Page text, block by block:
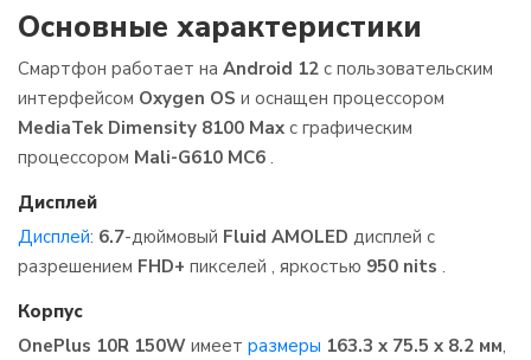
Основные характеристики
Смартфон работает на Android 12 c пользовательским
интерфейсом Oxygen OS и оснащен процессором
MediaTek Dimensity 8100 Max с графическим
процессором Mali-G610 MC6 .
Дисплей
Дисплей: 6.7-дюймовый Fluid AMOLED дисплей с
разрешением FHD+ пикселей , яркостью 950 nits .
Корпус
OnePlus 10R 150W имеет размеры 163.3 x 75.5 x 8.2 мм,